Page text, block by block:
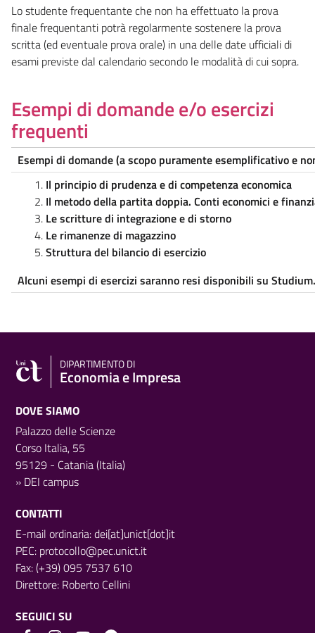
Lo studente frequentante che non ha effettuato la prova
finale frequentanti potrà regolarmente sostenere la prova
scritta (ed eventuale prova orale) in una delle date ufficiali di
esami previste dal calendario secondo le modalità di cui sopra.
Esempi di domande e/o esercizi
frequenti
Esempi di domande (a scopo puramente esemplificativo e
Il principio di prudenza e di competenza economica
Il metodo della partita doppia. Conti economici e
Le scritture di integrazione e di storno
Le rimanenze di magazzino
Struttura del bilancio di esercizio
Alcuni esempi di esercizi saranno resi disponibili su Studium.
DIPARTIMENTO DI
Economia e Impresa
DOVE SIAMO
Palazzo delle Scienze
Corso Italia, 55
95129 - Catania (Italia)
» DEI campus
CONTATTI
E-mail ordinaria: dei[at]unict[dot]it
PEC: protocollo@pec.unict.it
Fax: (+39) 095 7537 610
Direttore: Roberto Cellini
SEGUICI SU